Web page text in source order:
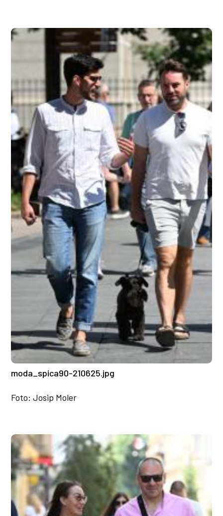
moda_spica90-210625.jpg
Foto: Josip Moler